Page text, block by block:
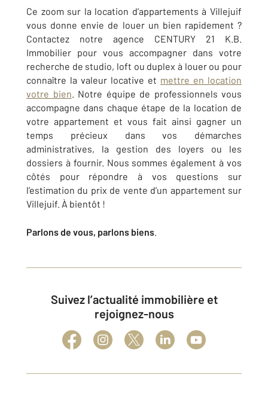
Ce zoom sur la location d’appartements à Villejuif
vous donne envie de louer un bien rapidement ?
Contactez notre agence CENTURY 21 K.B.
Immobilier pour vous accompagner dans votre
recherche de studio, loft ou duplex à louer ou pour
connaître la valeur locative et mettre en location
votre bien. Notre équipe de professionnels vous
accompagne dans chaque étape de la location de
votre appartement et vous fait ainsi gagner un
temps précieux dans vos démarches
administratives, la gestion des loyers ou les
dossiers à fournir. Nous sommes également à vos
côtés pour répondre à vos questions sur
l’estimation du prix de vente d’un appartement sur
Villejuif. À bientôt !
Parlons de vous, parlons biens.
Suivez l’actualité immobilière et
rejoignez-nous